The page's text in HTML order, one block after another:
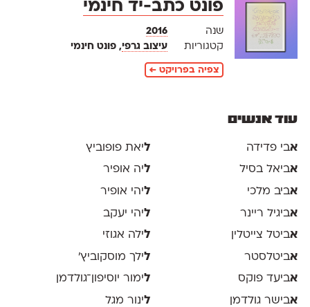
פונט כתב-יד חינמי
שנה
2016
קטגוריות
עיצוב גרפי, פונט חינמי
צפיה בפרויקט ←
עוד אנשים
אבי פדידה
אביאל בסיל
אביב מלכי
אביגיל ריינר
אביטל צייטלין
אביטלסטר
אביעד פוקס
אבישר גולדמן
ליאת פופוביץ
ליה אופיר
ליהי אופיר
ליהי יעקב
לילה אגוזי
לילך מוסקוביץ'
לימור יוסיפון־גולדמן
לינור מגל